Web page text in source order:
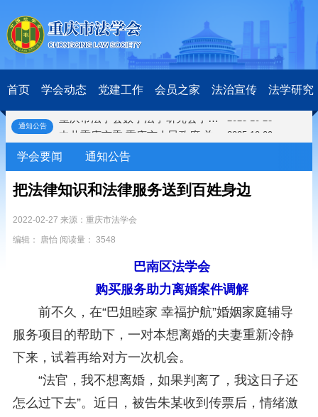
首页 学会动态 党建工作 会员之家 法治宣传 法学研究
通知公告
关于开展第十一届“全国杰出青年法学家”评选表彰活动的通知 2026-03-18
研究阐释党的二十届四中全会和中央全面依法治国工作会议精神专项课题立项公示公告 2026-02-28
关于研究阐释党的二十届四中全会和中央全面依法治国工作会议精神专项课题申报工作的通知 2025-12-07
第七届“中国—东盟法治论坛”11月20日至22日在渝举办 2025-11-18
2025-10-09
第二十届西部法治论坛暨法治宁夏论坛拟获奖论文公示 2025-09-07
征稿启事
会议预告 | 中国法学会法学期刊研究会2025年年会将在重庆召开 2025-03-12
2026-03-18
研究阐释党的二十届四中全会和中央全面依法治国工作会议精神专项课题立项公示公告 2026-02-28
关于研究阐释党的二十届四中全会和中央全面依法治国工作会议精神专项课题申报工作的通知 2025-12-07
2025-10-28
中共重庆市委 重庆市人民政府 关于深入开展向“时代楷模”重庆检察未成年人保护工作团队代表学习活动的决定 2025-10-09
中央政法委印发通知要求学习宣传重庆检察未成年人保护工作团队代表先进事迹 2025-09-30
学会要闻 通知公告
把法律知识和法律服务送到百姓身边
2022-02-27 来源：重庆市法学会
编辑： 唐怡 阅读量： 3548
巴南区法学会
购买服务助力离婚案件调解
前不久，在“巴姐睦家 幸福护航”婚姻家庭辅导
服务项目的帮助下，一对本想离婚的夫妻重新冷静
下来，试着再给对方一次机会。
“法官，我不想离婚，如果判离了，我这日子还
怎么过下去”。近日，被告朱某收到传票后，情绪激